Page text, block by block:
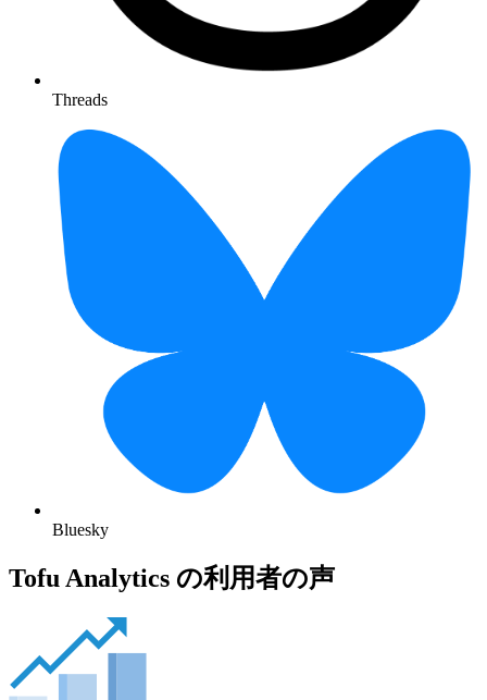
Threads
Bluesky
Tofu Analytics の利用者の声